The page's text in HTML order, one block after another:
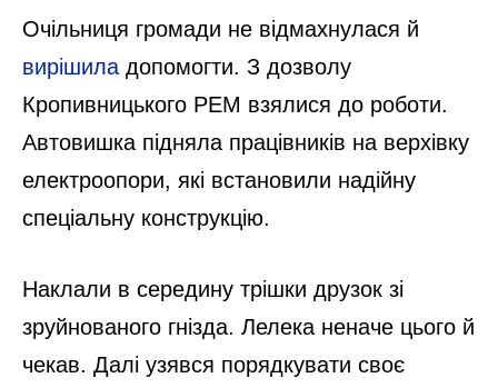
Очільниця громади не відмахнулася й
вирішила допомогти. З дозволу
Кропивницького РЕМ взялися до роботи.
Автовишка підняла працівників на верхівку
електроопори, які встановили надійну
спеціальну конструкцію.
Наклали в середину трішки друзок зі
зруйнованого гнізда. Лелека неначе цього й
чекав. Далі узявся порядкувати своє